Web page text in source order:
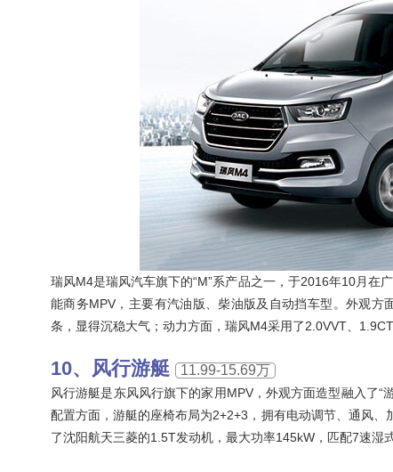
瑞风M4是瑞风汽车旗下的“M”系产品之一，于2016年10月在
能商务MPV，主要有汽油版、柴油版及自动挡车型。外观
条，显得沉稳大气；动力方面，瑞风M4采用了2.0VVT、
风行游艇 11.99-15.69万
风行游艇是东风风行旗下的家用MPV，外观方面造型融入了
配置方面，游艇的座椅布局为2+2+3，拥有电动调节、通风
了沈阳航天三菱的1.5T发动机，最大功率145kW，匹配7速湿